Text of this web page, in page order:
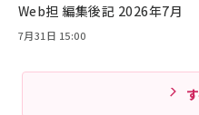
Amazonラン
Web担 編集後記 2026年7月
7月31日 15:00